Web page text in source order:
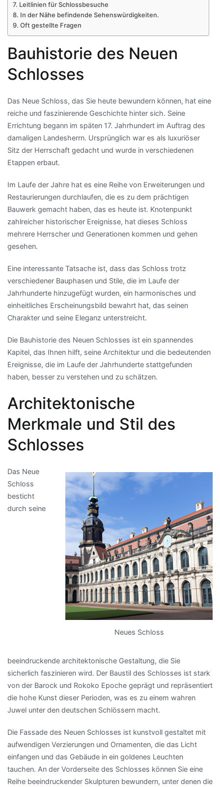
Leitlinien für Schlossbesuche
In der Nähe befindende Sehenswürdigkeiten.
Oft gestellte Fragen
Bauhistorie des Neuen
Schlosses
Das Neue Schloss, das Sie heute bewundern können, hat eine
reiche und faszinierende Geschichte hinter sich. Seine
Errichtung begann im späten 17. Jahrhundert im Auftrag des
damaligen Landesherrn. Ursprünglich war es als luxuriöser
Sitz der Herrschaft gedacht und wurde in verschiedenen
Etappen erbaut.
Im Laufe der Jahre hat es eine Reihe von Erweiterungen und
Restaurierungen durchlaufen, die es zu dem prächtigen
Bauwerk gemacht haben, das es heute ist. Knotenpunkt
zahlreicher historischer Ereignisse, hat dieses Schloss
mehrere Herrscher und Generationen kommen und gehen
gesehen.
Eine interessante Tatsache ist, dass das Schloss trotz
verschiedener Bauphasen und Stile, die im Laufe der
Jahrhunderte hinzugefügt wurden, ein harmonisches und
einheitliches Erscheinungsbild bewahrt hat, das seinen
Charakter und seine Eleganz unterstreicht.
Die Bauhistorie des Neuen Schlosses ist ein spannendes
Kapitel, das Ihnen hilft, seine Architektur und die bedeutenden
Ereignisse, die im Laufe der Jahrhunderte stattgefunden
haben, besser zu verstehen und zu schätzen.
Architektonische
Merkmale und Stil des
Schlosses
Neues Schloss
Das Neue
Schloss
besticht
durch seine
beeindruckende architektonische Gestaltung, die Sie
sicherlich faszinieren wird. Der Baustil des Schlosses ist stark
von der Barock und Rokoko Epoche geprägt und repräsentiert
die hohe Kunst dieser Perioden, was es zu einem wahren
Juwel unter den deutschen Schlössern macht.
Die Fassade des Neuen Schlosses ist kunstvoll gestaltet mit
aufwendigen Verzierungen und Ornamenten, die das Licht
einfangen und das Gebäude in ein goldenes Leuchten
tauchen. An der Vorderseite des Schlosses können Sie eine
Reihe beeindruckender Skulpturen bewundern, unter denen die